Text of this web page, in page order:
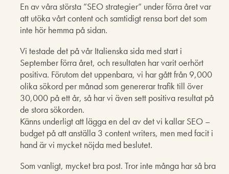
En av våra största ”SEO strategier” under förra året var
att utöka vårt content och samtidigt rensa bort det som
inte hör hemma på sidan.
Vi testade det på vår Italienska sida med start i
September förra året, och resultaten har varit oerhört
positiva. Förutom det uppenbara, vi har gått från 9,000
olika sökord per månad som genererar trafik till över
30,000 på ett år, så har vi även sett positiva resultat på
de stora sökorden.
Känns underligt att lägga en del av det vi kallar SEO –
budget på att anställa 3 content writers, men med facit i
hand är vi mycket nöjda med beslutet.
Som vanligt, mycket bra post. Tror inte många har så bra